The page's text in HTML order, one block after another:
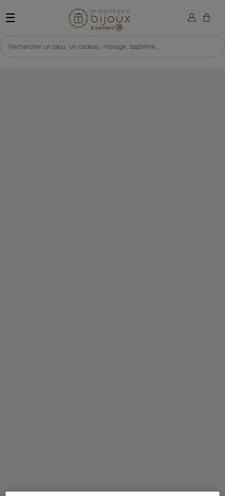
☰ Retour à l'accueil du site
Rechercher un bijou, un cadeau, mariage, baptême...
×